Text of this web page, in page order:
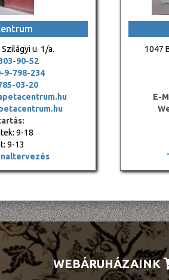
u. 1/a.
90-52
9-798-234
03-20
9-18
9-13
1047
E-
WEBÁRUHÁZAINK